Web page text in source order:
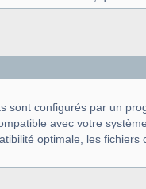
sont configurés par un
avec votre
optimale, les fichiers